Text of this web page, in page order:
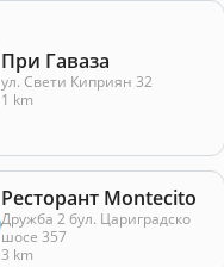
При Гаваза
ул. Свети Киприян 32
1 km
Ресторант Montecito
Дружба 2 бул. Цариградско
шосе 357
3 km